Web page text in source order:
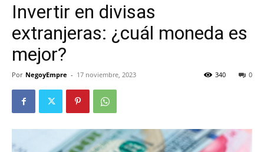
Invertir en divisas
extranjeras: ¿cuál moneda es
mejor?
Por NegoyEmpre - 17 noviembre, 2023 0
340